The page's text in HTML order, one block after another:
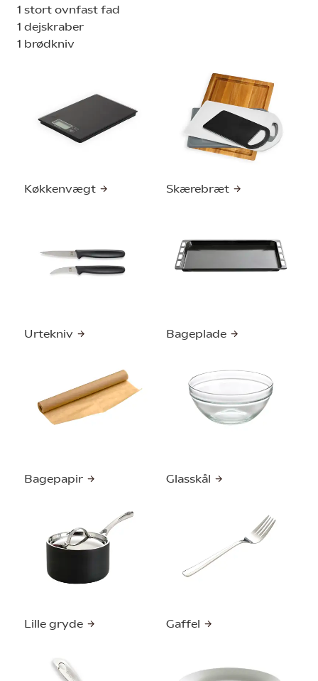
1 stort ovnfast fad
1 dejskraber
1 brødkniv
Køkkenvægt Skærebræt
Urtekniv Bageplade
Bagepapir Glasskål
Lille gryde Gaffel